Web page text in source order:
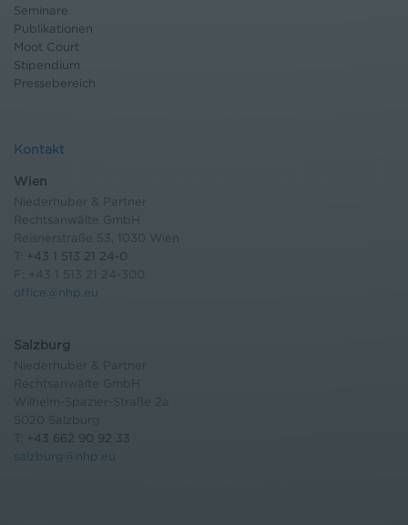
Seminare
Publikationen
Moot Court
Stipendium
Pressebereich
Kontakt
Wien
Niederhuber & Partner
Rechtsanwälte GmbH
Reisnerstraße 53, 1030 Wien
+43 1 513 21 24-0
F: +43 1 513 21 24-300
office@nhp.eu
Salzburg
Niederhuber & Partner
Rechtsanwälte GmbH
Wilhelm-Spazier-Straße 2a
5020 Salzburg
+43 662 90 92 33
salzburg@nhp.eu